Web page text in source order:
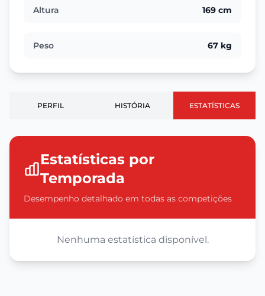
Altura 169 cm
Peso 67 kg
PERFIL HISTÓRIA ESTATÍSTICAS
Estatísticas por
Temporada
Desempenho detalhado em todas as competições
Nenhuma estatística disponível.